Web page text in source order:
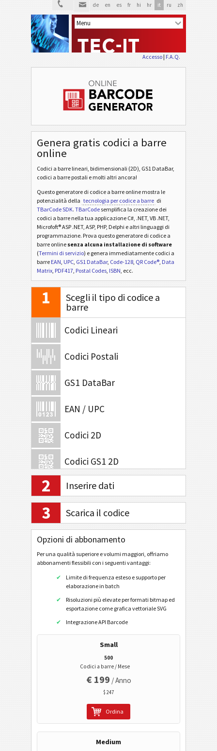
de en es fr hi hr it ru zh
Accesso| F.A.Q.
Genera gratis codici a barre
online
Codici a barre lineari, bidimensionali (2D), GS1 DataBar,
codici a barre postali e molti altri ancora!
Questo generatore di codice a barre online mostra le
potenzialità della tecnologia per codice a barre di
TBarCode SDK. TBarCodesemplifica la creazione dei
codici a barre nella tua applicazione C#, .NET, VB .NET,
Microfoft® ASP .NET, ASP, PHP, Delphi e altri linguaggi di
programmazione. Prova questo generatore di codice a
barre online senza alcuna installazione di software
(Termini di servizio) e genera immediatamente codici a
barre EAN, UPC, GS1 DataBar, Code-128, QR Code®, Data
Matrix, PDF417, Postal Codes, ISBN, ecc.
1
Scegli il tipo di codice a
barre
Codici Lineari
Codici Postali
GS1 DataBar
EAN / UPC
Codici 2D
Codici GS1 2D
Attività bancarie e pagamenti
Codice QR EPC V2
Swiss QR Code v.2.3 (Senza riferimento)
Swiss QR Code v.2.2 (Riferimento QR)
Swiss QR Code v.1.0
ZATCA Codice QR
Mobile Tagging
Codici sanitari
Codici ISBN
Business Cards
2 Inserire dati
3 Scarica il codice
Opzioni di abbonamento
Per una qualità superiore e volumi maggiori, offriamo
abbonamenti flessibili con i seguenti vantaggi:
Limite di frequenza esteso e supporto per
elaborazione in batch
Risoluzioni più elevate per formati bitmap ed
esportazione come grafica vettoriale SVG
Integrazione API Barcode
Small
500
Codici a barre / Mese
€ 199 / Anno
$ 247
Ordina
Medium